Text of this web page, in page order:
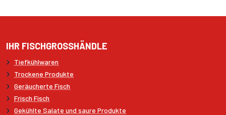
IHR FISCHGROSSHÄNDLE
Tiefkühlwaren
Trockene Produkte
Geräucherte Fisch
Frisch Fisch
Gekühlte Salate und saure Produkte